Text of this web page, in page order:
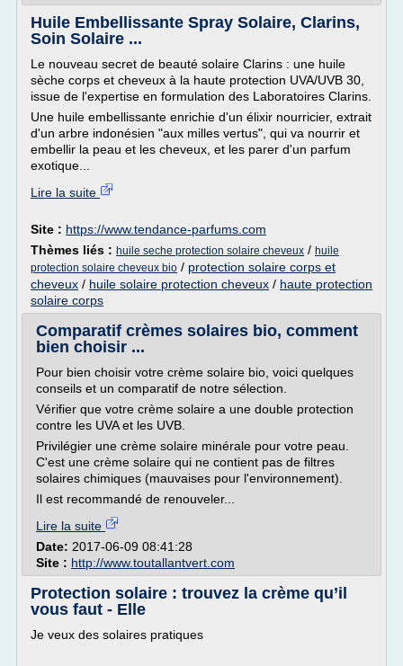
Huile Embellissante Spray Solaire, Clarins,
Soin Solaire ...
Le nouveau secret de beauté solaire Clarins : une huile
sèche corps et cheveux à la haute protection UVA/UVB 30,
issue de l'expertise en formulation des Laboratoires Clarins.
Une huile embellissante enrichie d'un élixir nourricier, extrait
d'un arbre indonésien "aux milles vertus", qui va nourrir et
embellir la peau et les cheveux, et les parer d'un parfum
exotique...
Lire la suite
Site : https://www.tendance-parfums.com
Thèmes liés : huile seche protection solaire cheveux / huile
protection solaire cheveux bio / protection solaire corps et
cheveux / huile solaire protection cheveux / haute protection
solaire corps
Comparatif crèmes solaires bio, comment
bien choisir ...
Pour bien choisir votre crème solaire bio, voici quelques
conseils et un comparatif de notre sélection.
Vérifier que votre crème solaire a une double protection
contre les UVA et les UVB.
Privilégier une crème solaire minérale pour votre peau.
C'est une crème solaire qui ne contient pas de filtres
solaires chimiques (mauvaises pour l'environnement).
Il est recommandé de renouveler...
Lire la suite
Date: 2017-06-09 08:41:28
Site : http://www.toutallantvert.com
Protection solaire : trouvez la crème qu’il
vous faut - Elle
Je veux des solaires pratiques